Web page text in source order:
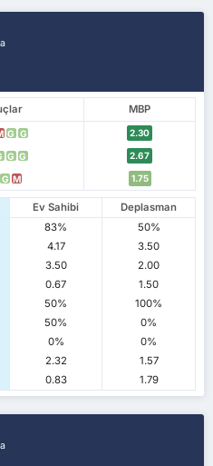
MBP
G G 2.30
G G 2.67
G M 1.75
Ev Sahibi
Deplasman
83%
50%
4.17
3.50
3.50
2.00
0.67
1.50
50%
100%
50%
0%
0%
0%
2.32
1.57
0.83 1.79